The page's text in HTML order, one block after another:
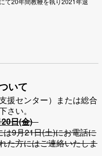
いて
援センター）または総合
い。
日(金)
9月21日(土)にお電話に
た方にはご連絡いたしま